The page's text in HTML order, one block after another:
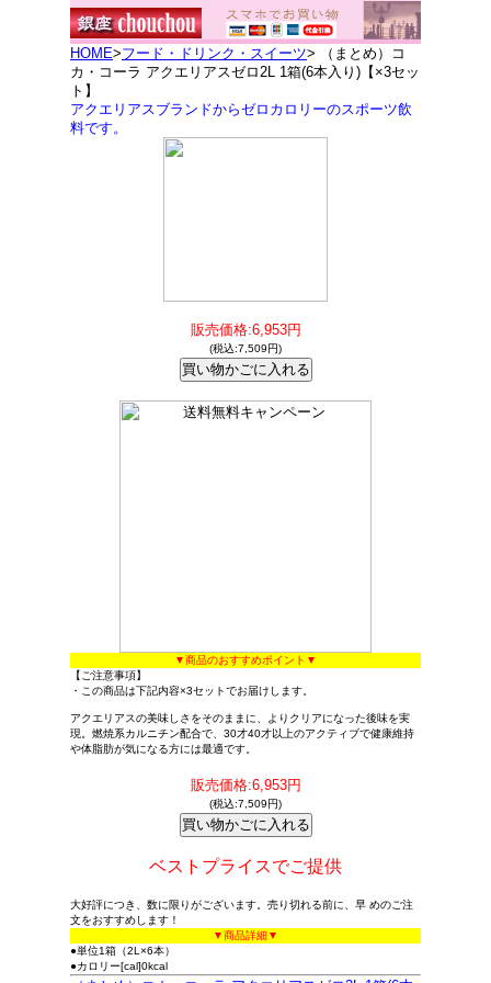
HOME>フード・ドリンク・スイーツ> （まとめ）コ
カ・コーラ アクエリアスゼロ2L 1箱(6本入り)【×3セッ
ト】
アクエリアスブランドからゼロカロリーのスポーツ飲
料です。
販売価格:6,953円
(税込:7,509円)
▼商品のおすすめポイント▼
【ご注意事項】
・この商品は下記内容×3セットでお届けします。
アクエリアスの美味しさをそのままに、よりクリアになった後味を実
現。燃焼系カルニチン配合で、30才40才以上のアクティブで健康維持
や体脂肪が気になる方には最適です。
販売価格:6,953円
(税込:7,509円)
ベストプライスでご提供
大好評につき、数に限りがございます。売り切れる前に、早 めのご注
文をおすすめします！
▼商品詳細▼
●単位1箱（2L×6本）
●カロリー[cal]0kcal